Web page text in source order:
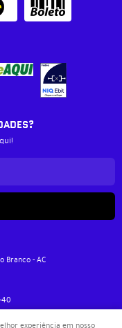
Branco-AC
40
experiência em nosso